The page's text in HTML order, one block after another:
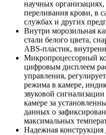
научных
переливания крови, в
службах и других
Внутри морозильная
стали белого цвета,
ABS-пластик,
Микропроцессорный
цифровым дисплеем
управления,
режима в камере,
звуковой
камере за
данных о
максимальных
Надежная